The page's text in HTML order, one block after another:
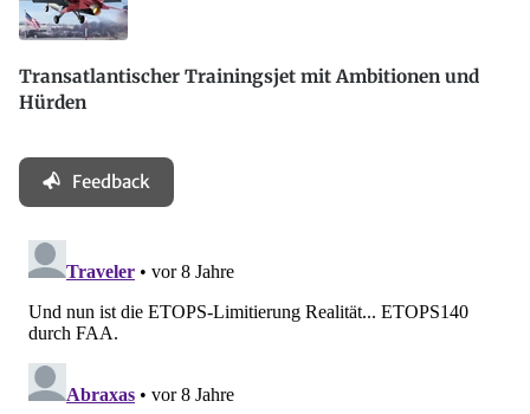
Transatlantischer Trainingsjet mit Ambitionen und
Hürden
Feedback